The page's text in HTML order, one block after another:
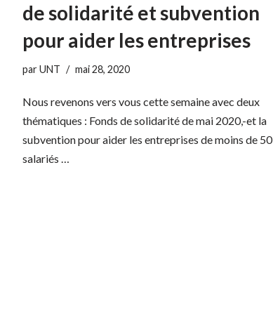
de solidarité et subvention
pour aider les entreprises
parUNT mai 28, 2020
Nous revenons vers vous cette semaine avec deux
thématiques : Fonds de solidarité de mai 2020,-et la
subvention pour aider les entreprises de moins de 50
salariés …